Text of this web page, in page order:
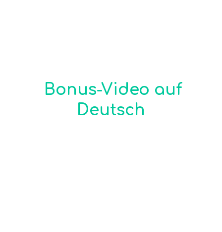
Bonus-Video auf
Deutsch